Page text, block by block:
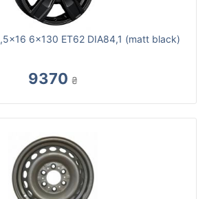
6x130 ET62 DIA84,1 (matt black)
9370 ₴